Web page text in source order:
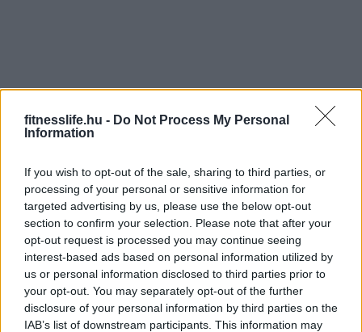
fitnesslife.hu - Do Not Process My Personal
Information
If you wish to opt-out of the sale, sharing to third parties, or
processing of your personal or sensitive information for
targeted advertising by us, please use the below opt-out
section to confirm your selection. Please note that after your
opt-out request is processed you may continue seeing
interest-based ads based on personal information utilized by
us or personal information disclosed to third parties prior to
your opt-out. You may separately opt-out of the further
disclosure of your personal information by third parties on the
IAB’s list of downstream participants. This information may
Következő oldal
Oldal:1/ 2